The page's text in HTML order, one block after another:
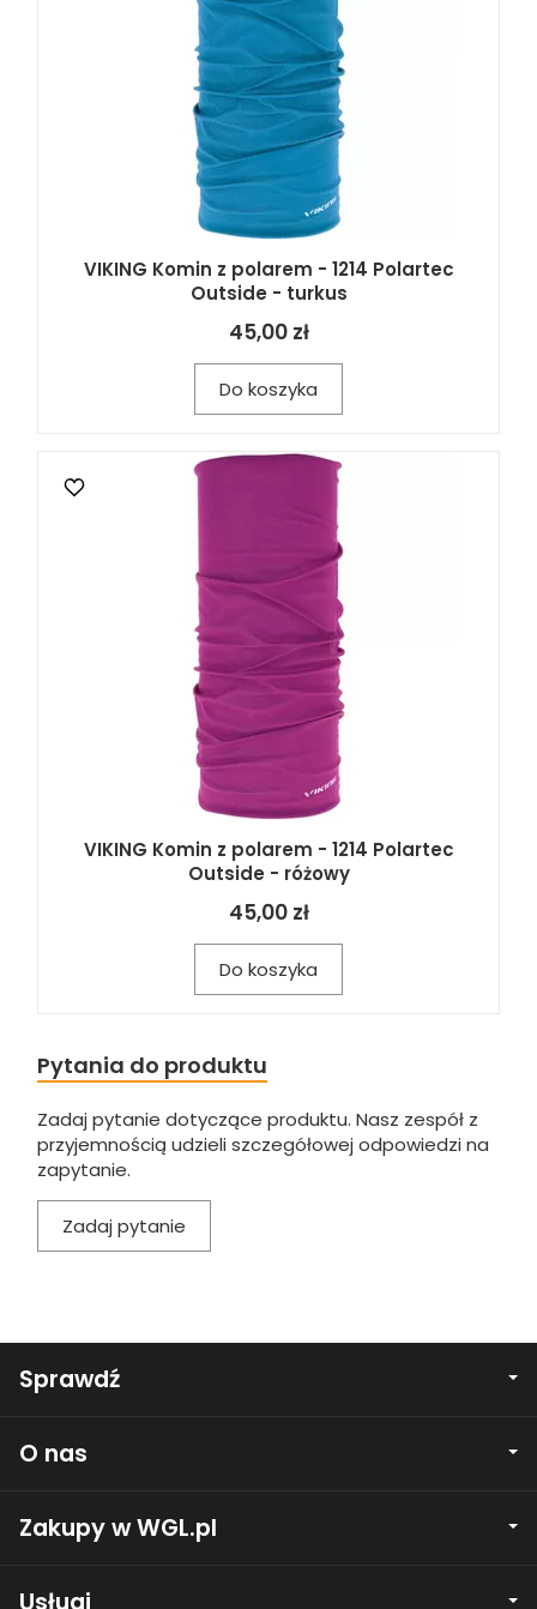
VIKING Komin z polarem - 1214 Polartec
Outside - turkus
45,00 zł
Do koszyka
VIKING Komin z polarem - 1214 Polartec
Outside - różowy
45,00 zł
Do koszyka
Pytania do produktu
Zadaj pytanie dotyczące produktu. Nasz zespół z
przyjemnością udzieli szczegółowej odpowiedzi na
zapytanie.
Zadaj pytanie
Sprawdź
O nas
Zakupy w WGL.pl
Usługi